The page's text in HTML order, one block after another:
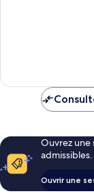
Ouvrez une
Ouvrir une